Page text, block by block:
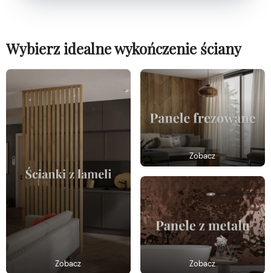
Wybierz idealne wykończenie ściany
Zobacz
Zobacz
Zobacz